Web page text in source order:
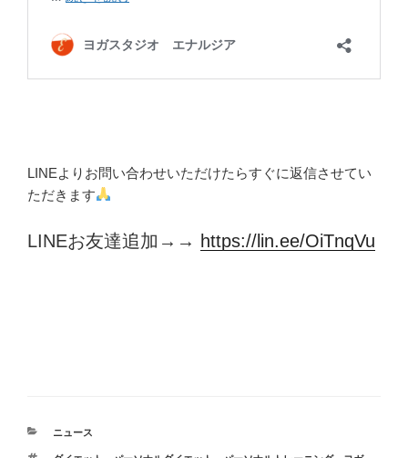
LINEよりお問い合わせいただけたらすぐに返信させてい
ただきます
LINEお友達追加→→ https://lin.ee/OiTnqVu
カ
ニュース